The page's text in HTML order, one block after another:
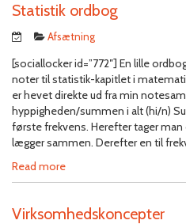
Statistik ordbog
Afsætning
[sociallocker id=”772″] En lille
noter til statistik-kapitlet i
er hevet direkte ud fra min
hyppigheden/summen i alt (hi/n)
første frekvens. Herefter tager
lægger sammen. Derefter en til
Read more
Virksomhedskoncepter